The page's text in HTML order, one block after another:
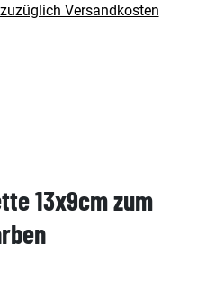
zuzüglich Versandkosten
13x9cm zum